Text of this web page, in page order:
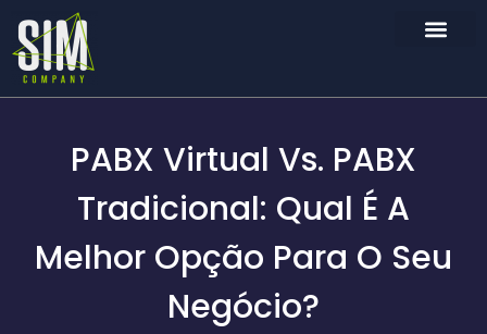
PABX Virtual Vs. PABX
Tradicional: Qual É A
Melhor Opção Para O Seu
Negócio?